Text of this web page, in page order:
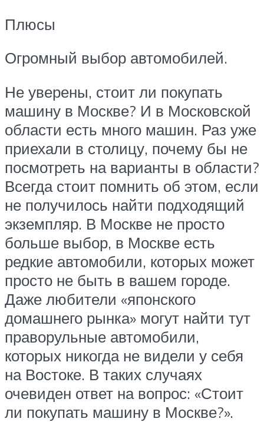
Плюсы
Огромный выбор автомобилей.
Не уверены, стоит ли покупать
машину в Москве? И в Московской
области есть много машин. Раз уже
приехали в столицу, почему бы не
посмотреть на варианты в области?
Всегда стоит помнить об этом, если
не получилось найти подходящий
экземпляр. В Москве не просто
больше выбор, в Москве есть
редкие автомобили, которых может
просто не быть в вашем городе.
Даже любители «японского
домашнего рынка» могут найти тут
праворульные автомобили,
которых никогда не видели у себя
на Востоке. В таких случаях
очевиден ответ на вопрос: «Стоит
ли покупать машину в Москве?».